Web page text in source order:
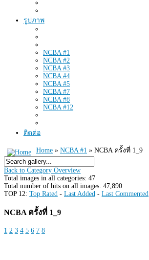
รูปภาพ
NCBA #1
NCBA #2
NCBA #3
NCBA #4
NCBA #5
NCBA #7
NCBA #8
NCBA #12
ติดต่อ
Home » NCBA #1 » NCBA ครั้งที่ 1_9
Back to Category Overview
Total images in all categories: 47
Total number of hits on all images: 47,890
TOP 12: Top Rated - Last Added - Last Commented
NCBA ครั้งที่ 1_9
1 2 3 4 5 6 7 8